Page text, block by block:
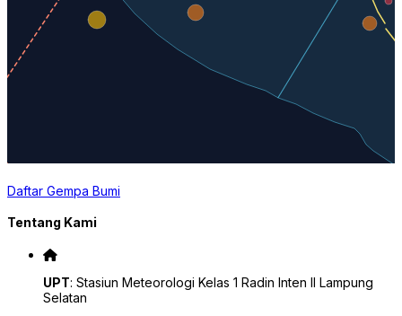
Daftar Gempa Bumi
Tentang Kami
UPT: Stasiun Meteorologi Kelas 1 Radin Inten II Lampung
Selatan